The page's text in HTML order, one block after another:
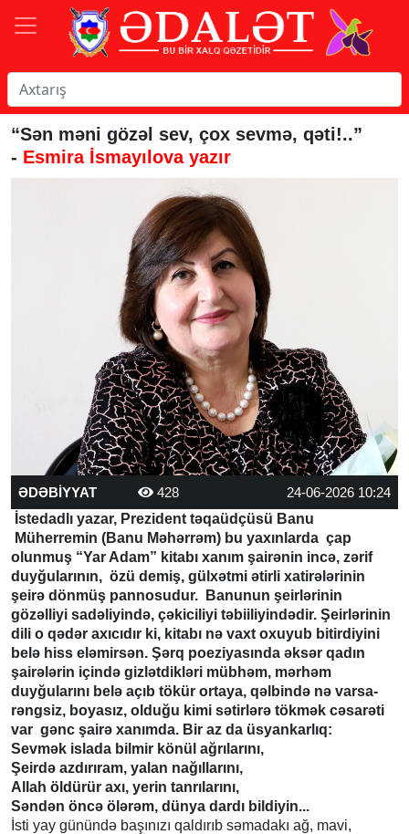
“Sən məni gözəl sev, çox sevmə, qəti!..”
- Esmira İsmayılova yazır
ƏDƏBİYYAT 428
24-06-2026 10:24
İstedadlı yazar, Prezident təqaüdçüsü Banu
Müherremin (Banu Məhərrəm) bu yaxınlarda çap
olunmuş “Yar Adam” kitabı xanım şairənin incə, zərif
duyğularının, özü demiş, gülxətmi ətirli xatirələrinin
şeirə dönmüş pannosudur. Banunun şeirlərinin
gözəlliyi sadəliyində, çəkiciliyi təbiiliyindədir. Şeirlərinin
dili o qədər axıcıdır ki, kitabı nə vaxt oxuyub bitirdiyini
belə hiss eləmirsən. Şərq poeziyasında əksər qadın
şairələrin içində gizlətdikləri mübhəm, mərhəm
duyğularını belə açıb tökür ortaya, qəlbində nə varsa-
rəngsiz, boyasız, olduğu kimi sətirlərə tökmək cəsarəti
var gənc şairə xanımda. Bir az da üsyankarlıq:
Sevmək islada bilmir könül ağrılarını,
Şeirdə azdırıram, yalan nağıllarını,
Allah öldürür axı, yerin tanrılarını,
Səndən öncə ölərəm, dünya dardı bildiyin...
İsti yay günündə başınızı qaldırıb səmadakı ağ, mavi,